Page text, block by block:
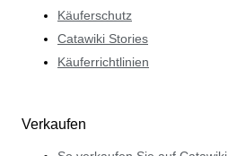
Käuferschutz
Catawiki Stories
Käuferrichtlinien
Verkaufen